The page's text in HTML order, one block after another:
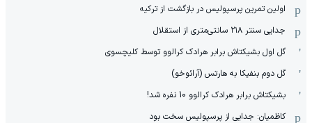
اولین تمرین پرسپولیس در بازگشت از ترکیه
جدایی سنتر ۲۱۸ سانتی‌متری از استقلال
گل اول بشیکتاش برابر هرادک کرالوو توسط کلیچسوی
گل دوم بنفیکا به هارتس (آرائوخو)
بشیکتاش برابر هرادک کرالوو 10 نفره شد!
کاظمیان: جدایی از پرسپولیس سخت بود